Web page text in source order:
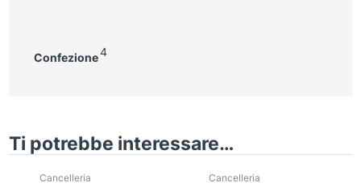
Confezione4
Ti potrebbe interessare…
Cancelleria Cancelleria